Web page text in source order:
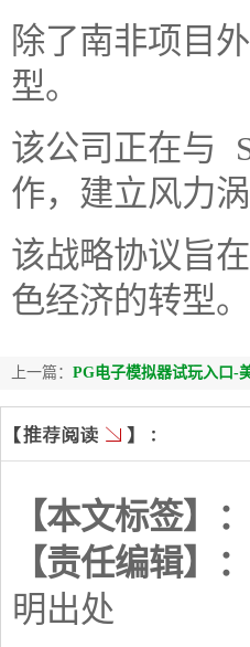
除了南非项目
型。
该公司正在与
作，建立风力
该战略协议旨
色经济的转型。
上一篇： PG电子模拟器试玩入口-
【本文标签】：
【责任编辑】：
明出处